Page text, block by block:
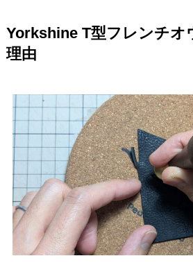
Yorkshine T型フレンチオ
理由